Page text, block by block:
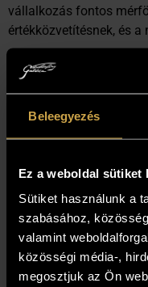
Beleegyezés
Ez a weboldal sütiket
Sütiket használunk a
szabásához,
valamint
közösségi média-,
megosztjuk az Ön
vállalkozás fontos
értékközvetítésnek, és
Landerer és
az 1848-as
történelembe is beírta
amelyet Petőfiék a
nyomták a Nemzeti dal
a forradalmárok
nyomdából kikerülő
Később a nyomda
amely – a fiatal
fejezetet nyitott az